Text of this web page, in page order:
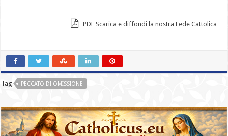
PDF Scarica e diffondi la nostra Fede Cattolica
Tag PECCATO DI OMISSIONE